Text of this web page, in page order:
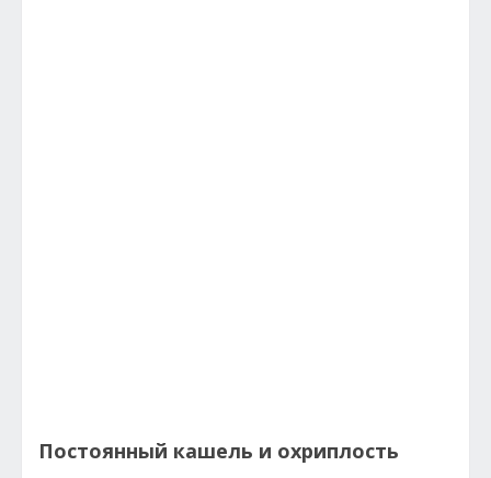
Постоянный кашель и охриплость